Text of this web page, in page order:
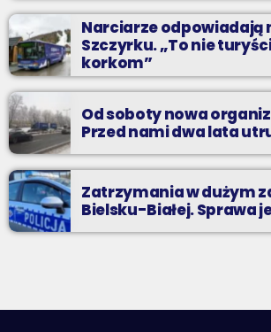
Narciarze odpowiadają
Szczyrku. „To nie
korkom”
Od soboty nowa
Przed nami dwa lata
Zatrzymania w dużym
Bielsku-Białej. Sprawa